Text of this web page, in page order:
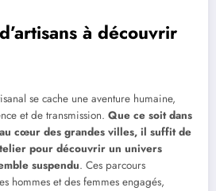
à découvrir
se cache une aventure humaine,
et de transmission. Que ce soit dans
cœur des grandes villes, il suffit de
pour découvrir un univers
suspendu. Ces parcours
hommes et des femmes engagés,